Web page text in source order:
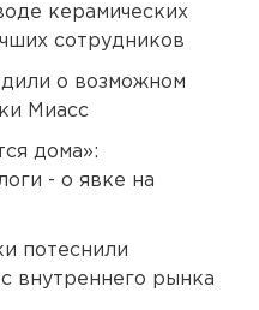
керамических
сотрудников
о возможном
Миасс
дома»:
- о явке на
потеснили
внутреннего рынка